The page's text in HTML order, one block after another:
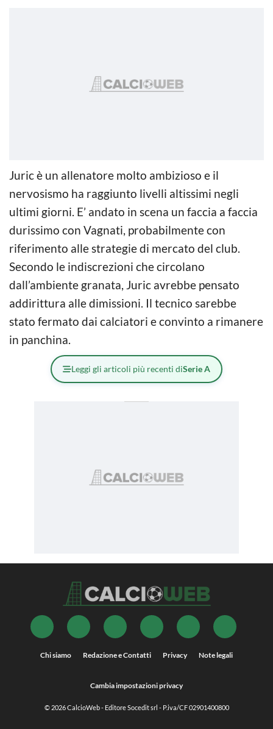
Juric è un allenatore molto ambizioso e il
nervosismo ha raggiunto livelli altissimi negli
ultimi giorni. E’ andato in scena un faccia a faccia
durissimo con Vagnati, probabilmente con
riferimento alle strategie di mercato del club.
Secondo le indiscrezioni che circolano
dall’ambiente granata, Juric avrebbe pensato
addirittura alle dimissioni. Il tecnico sarebbe
stato fermato dai calciatori e convinto a rimanere
in panchina.
Leggi gli articoli più recenti diSerie A
Chi siamo Redazione e Contatti Privacy Note legali
Cambia impostazioni privacy
© 2026CalcioWeb- Editore Socedit srl - P.iva/CF 02901400800